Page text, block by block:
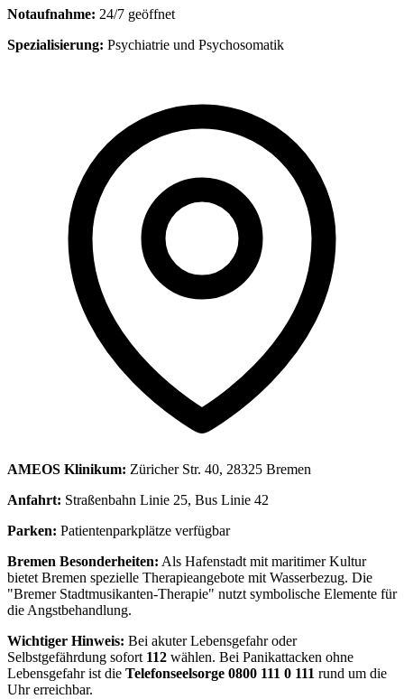
Notaufnahme: 24/7 geöffnet
Spezialisierung: Psychiatrie und Psychosomatik
AMEOS Klinikum: Züricher Str. 40, 28325 Bremen
Anfahrt: Straßenbahn Linie 25, Bus Linie 42
Parken: Patientenparkplätze verfügbar
Bremen Besonderheiten: Als Hafenstadt mit maritimer Kultur
bietet Bremen spezielle Therapieangebote mit Wasserbezug. Die
"Bremer Stadtmusikanten-Therapie" nutzt symbolische Elemente für
die Angstbehandlung.
Wichtiger Hinweis: Bei akuter Lebensgefahr oder
Selbstgefährdung sofort 112 wählen. Bei Panikattacken ohne
Lebensgefahr ist die Telefonseelsorge 0800 111 0 111 rund um die
Uhr erreichbar.